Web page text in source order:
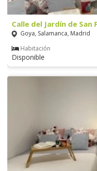
Calle del Jardín de San
Goya, Salamanca, Madrid
Habitación
Disponible